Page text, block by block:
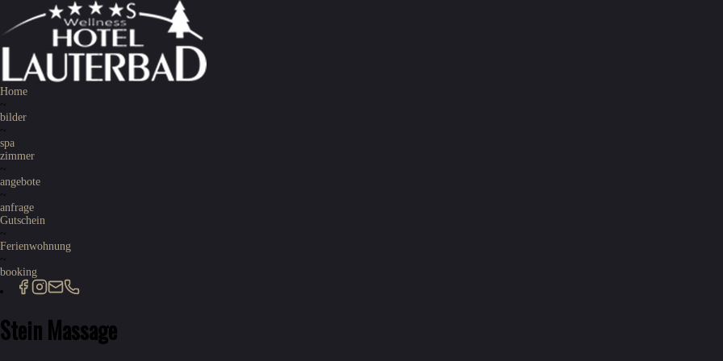
Home
~
bilder
~
spa
zimmer
~
angebote
~
anfrage
Gutschein
~
Ferienwohnung
~
booking
Stein Massage